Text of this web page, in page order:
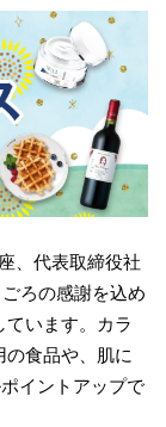
、代表取締役社
ろの感謝を込め
います。カラ
の食品や、肌に
イントアップで